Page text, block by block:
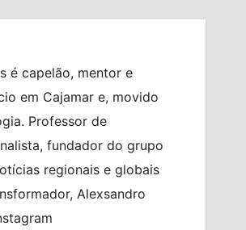
é capelão, mentor e
em Cajamar e, movido
Professor de
fundador do grupo
regionais e globais
Alexsandro